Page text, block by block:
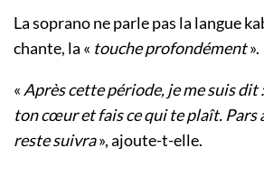
La soprano ne parle pas la langue
chante, la « touche profondément».
« Après cette période, je me suis
ton cœur et fais ce qui te plaît. Pars
reste suivra», ajoute-t-elle.